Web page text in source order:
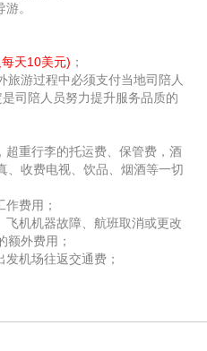
。
天10美元) ；
游过程中必须支付当地司陪人
司陪人员努力提升服务品质的
超重行李的托运费、保管费，酒
、收费电视、饮品、烟酒等一切
费用；
机机器故障、航班取消或更改
额外费用；
机场往返交通费；